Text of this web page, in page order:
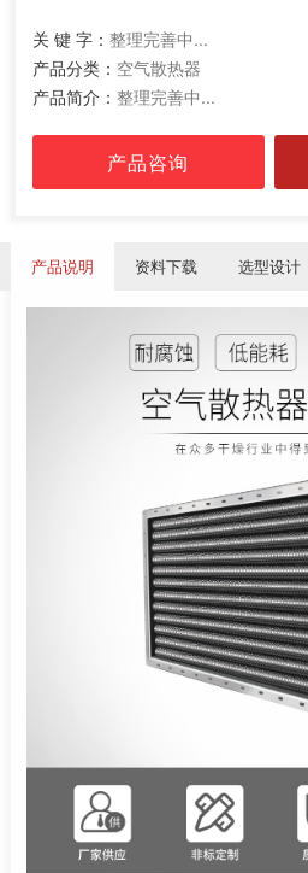
关 键 字： 整理完善中...
产品分类： 空气散热器
产品简介： 整理完善中...
产品咨询
产品说明 资料下载 选型设计